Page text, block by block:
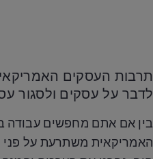
תרבות העסקים
לדבר על עסקים ולסגור
בין אם אתם מחפשים עבודה